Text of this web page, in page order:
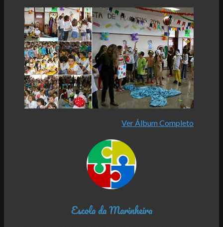
Ver Álbum Completo
Escola da Marinheira